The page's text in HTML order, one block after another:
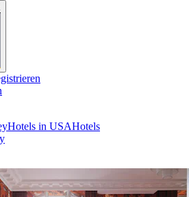
Hotels in USAHotels